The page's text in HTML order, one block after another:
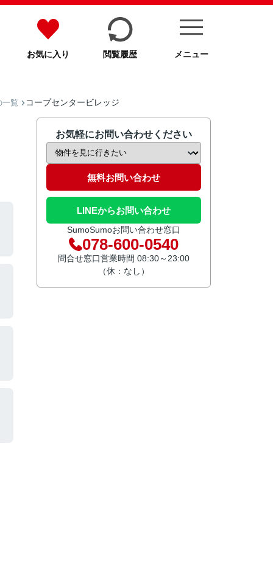
お気に入り 閲覧履歴 メニュー
一覧 コープセンタービレッジ
お気軽にお問い合わせください
無料お問い合わせ
LINEからお問い合わせ
SumoSumoお問い合わせ窓口
078-600-0540
問合せ窓口営業時間 08:30～23:00
（休：なし）